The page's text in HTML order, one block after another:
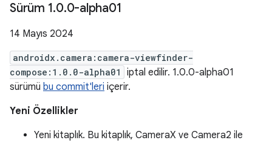
Sürüm 1.0.0-alpha01
14 Mayıs 2024
androidx.camera:camera-viewfinder-
compose:1.0.0-alpha01
iptal edilir. 1.0.0-alpha01
sürümü bu commit'leri içerir.
Yeni Özellikler
Yeni kitaplık. Bu kitaplık, CameraX ve Camera2 ile